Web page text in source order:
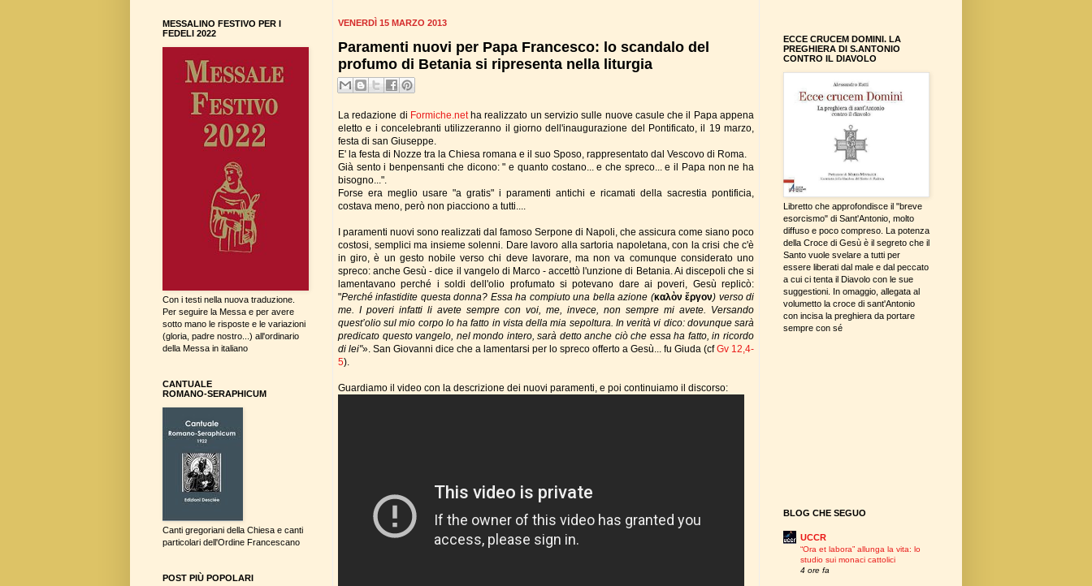
VENERDÌ 15 MARZO 2013
Paramenti nuovi per Papa Francesco: lo scandalo del
profumo di Betania si ripresenta nella liturgia
La redazione di Formiche.netha realizzato un servizio sulle nuove casule che il Papa appena
eletto e i concelebranti utilizzeranno il giorno dell'inaugurazione del Pontificato, il 19 marzo,
festa di san Giuseppe.
E' la festa di Nozze tra la Chiesa romana e il suo Sposo, rappresentato dal Vescovo di Roma.
Già sento i benpensanti che dicono: " e quanto costano... e che spreco... e il Papa non ne ha
bisogno...".
Forse era meglio usare "a gratis" i paramenti antichi e ricamati della sacrestia pontificia,
costava meno, però non piacciono a tutti....
I paramenti nuovi sono realizzati dal famoso Serpone di Napoli, che assicura come siano poco
costosi, semplici ma insieme solenni. Dare lavoro alla sartoria napoletana, con la crisi che c'è
in giro, è un gesto nobile verso chi deve lavorare, ma non va comunque considerato uno
spreco: anche Gesù - dice il vangelo di Marco - accettò l'unzione di Betania. Ai discepoli che si
lamentavano perché i soldi dell'olio profumato si potevano dare ai poveri, Gesù replicò:
"Perché infastidite questa donna? Essa ha compiuto una bella azione (καλὸν ἔργον) verso di
me. I poveri infatti li avete sempre con voi, me, invece, non sempre mi avete. Versando
quest’olio sul mio corpo lo ha fatto in vista della mia sepoltura. In verità vi dico: dovunque sarà
predicato questo vangelo, nel mondo intero, sarà detto anche ciò che essa ha fatto, in ricordo
di lei"». San Giovanni dice che a lamentarsi per lo spreco offerto a Gesù... fu Giuda (cfGv 12,4-
5).
Guardiamo il video con la descrizione dei nuovi paramenti, e poi continuiamo il discorso:
MESSALINO FESTIVO PER I
FEDELI 2022
Con i testi nella nuova traduzione.
Per seguire la Messa e per avere
sotto mano le risposte e le variazioni
(gloria, padre nostro...) all'ordinario
della Messa in italiano
CANTUALE
ROMANO-SERAPHICUM
Canti gregoriani della Chiesa e canti
particolari dell'Ordine Francescano
POST PIÙ POPOLARI
ECCE CRUCEM DOMINI. LA
PREGHIERA DI S.ANTONIO
CONTRO IL DIAVOLO
Libretto che approfondisce il "breve
esorcismo" di Sant'Antonio, molto
diffuso e poco compreso. La potenza
della Croce di Gesù è il segreto che il
Santo vuole svelare a tutti per
essere liberati dal male e dal peccato
a cui ci tenta il Diavolo con le sue
suggestioni. In omaggio, allegata al
volumetto la croce di sant'Antonio
con incisa la preghiera da portare
sempre con sé
BLOG CHE SEGUO
UCCR
“Ora et labora” allunga la vita: lo
studio sui monaci cattolici
4 ore fa